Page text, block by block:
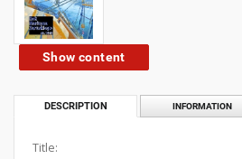
Show content
DESCRIPTION INFORMATION
Title: